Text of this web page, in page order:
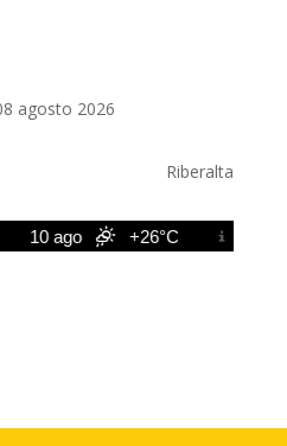
agosto 2026
Riberalta
10 ago +26°C